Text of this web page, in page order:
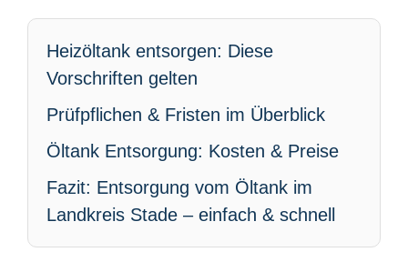
Heizöltank entsorgen: Diese
Vorschriften gelten
Prüfpflichen & Fristen im Überblick
Öltank Entsorgung: Kosten & Preise
Fazit: Entsorgung vom Öltank im
Landkreis Stade – einfach & schnell